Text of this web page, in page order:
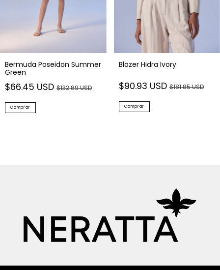
Bermuda Poseidon Summer
Green
$66.45 USD $132.89 USD
Comprar
Blazer Hidra Ivory
$90.93 USD$181.85 USD
Comprar